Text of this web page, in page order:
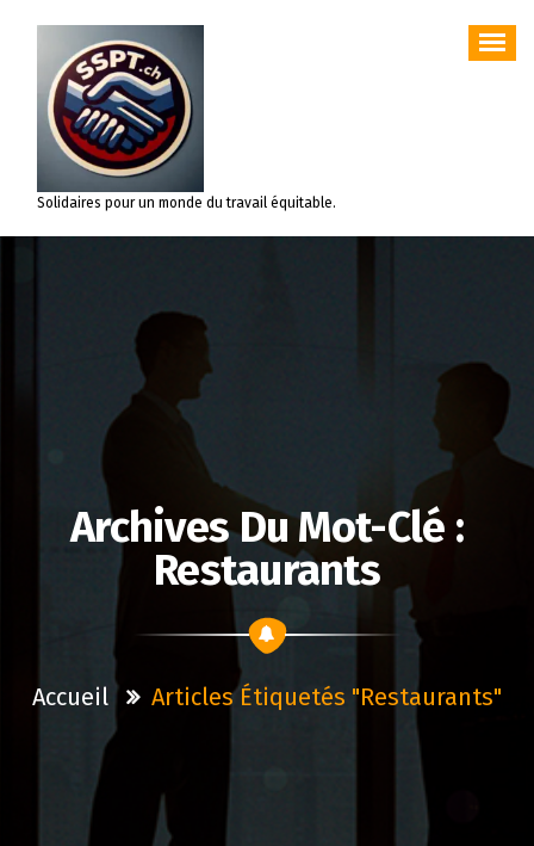
contenu
Solidaires pour un monde du travail équitable.
Archives Du Mot-Clé :
Restaurants
Accueil Articles Étiquetés "restaurants"